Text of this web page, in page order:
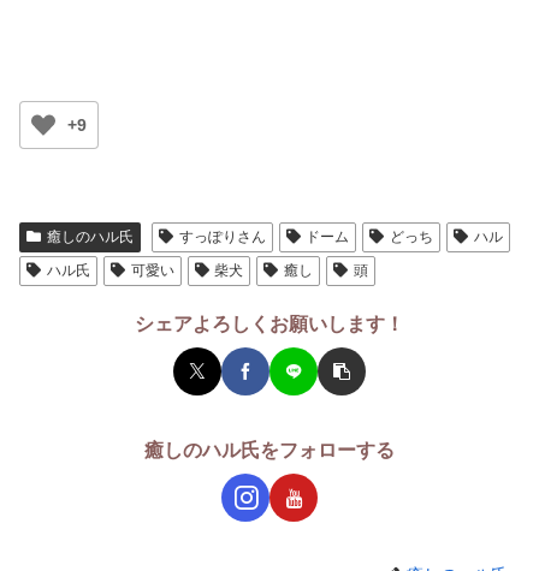
+9
癒しのハル氏 すっぽりさん ドーム どっち
ハル
ハル氏
可愛い 柴犬 癒し 頭
シェアよろしくお願いします！
癒しのハル氏をフォローする